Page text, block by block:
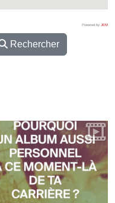
Powered by JEM
Rechercher